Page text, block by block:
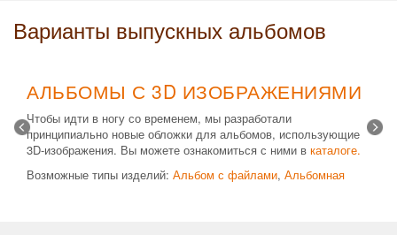
Варианты выпускных альбомов
АЛЬБОМЫ С 3D ИЗОБРАЖЕНИЯМИ
Чтобы идти в ногу со временем, мы разработали
принципиально новые обложки для альбомов, использующие
3D-изображения. Вы можете ознакомиться с ними в каталоге.
Возможные типы изделий: Альбом с файлами, Альбомная